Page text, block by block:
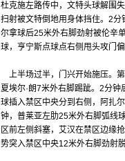
杜克施左路传中，文特头球解围
扫射被文特倒地用身体挡住。2
尔拿球后25米外右脚劲射被伦辛
球，亨宁斯点球点右侧甩头攻门
上半场过半，门兴开始施压。
夏埃尔·朗7米外右脚踢跐。2分
球插入禁区中央分到右侧，阿扎
钟，普莱亚左肋25米外右脚弧线
区前左侧斜塞，艾汉在禁区边缘
势突入禁区中央12米外右脚劲射